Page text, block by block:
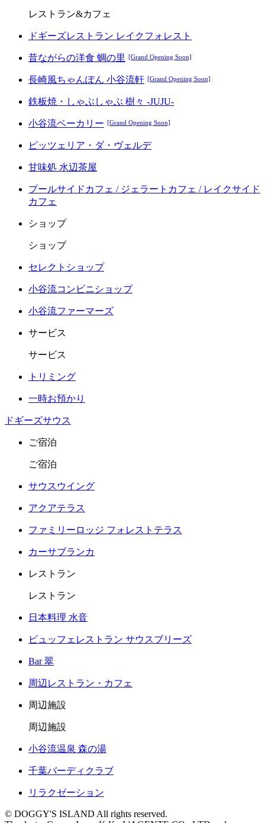
レストラン&カフェ
ドギーズレストラン レイクフォレスト
昔ながらの洋食 蜩の里 [Grand Opening Soon]
長崎風ちゃんぽん 小谷流軒 [Grand Opening Soon]
鉄板焼・しゃぶしゃぶ 樹々 -JUJU-
小谷流ベーカリー [Grand Opening Soon]
ピッツェリア・ダ・ヴェルデ
甘味処 水辺茶屋
プールサイドカフェ / ジェラートカフェ / レイクサイド
カフェ
ショップ
ショップ
セレクトショップ
小谷流コンビニショップ
小谷流ファーマーズ
サービス
サービス
トリミング
一時お預かり
ドギーズサウス
ご宿泊
ご宿泊
サウスウイング
アクアテラス
ファミリーロッジ フォレストテラス
カーサブランカ
レストラン
レストラン
日本料理 水音
ビュッフェレストラン サウスブリーズ
Bar 翠
周辺レストラン・カフェ
周辺施設
周辺施設
小谷流温泉 森の湯
千葉バーディクラブ
リラクゼーション
© DOGGY'S ISLAND All rights reserved.